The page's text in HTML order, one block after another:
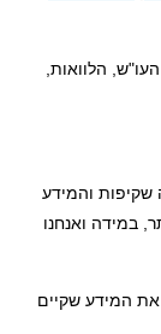
הלוואות,
והמידע
ואנחנו
שקיים